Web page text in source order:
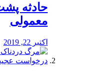
️حادثه
معمولی
اکتبر 22, 2019